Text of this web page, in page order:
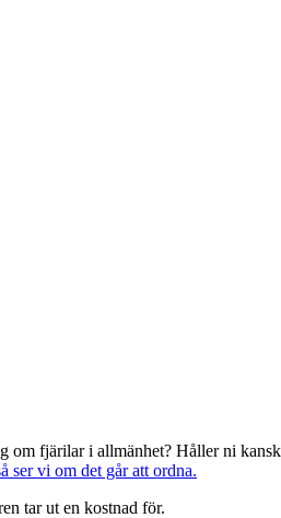
fjärilar i allmänhet? Håller ni
ser vi om det går att ordna.
tar ut en kostnad för.